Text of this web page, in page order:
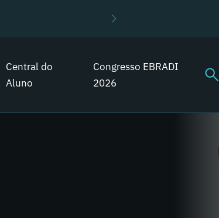
Central do
Aluno
Congresso EBRADI
2026